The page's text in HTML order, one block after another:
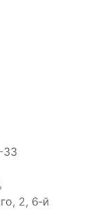
33
2, 6‑й